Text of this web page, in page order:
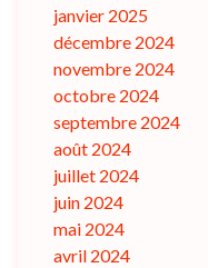
janvier 2025
décembre 2024
novembre 2024
octobre 2024
septembre 2024
août 2024
juillet 2024
juin 2024
mai 2024
avril 2024